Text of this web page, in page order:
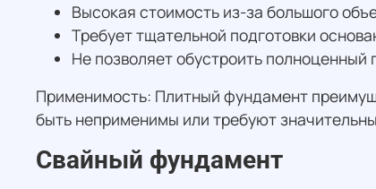
Высокая стоимость из-за большого
Требует тщательной подготовки
Не позволяет обустроить полноценный
Применимость: Плитный фундамент
быть неприменимы или требуют
Свайный фундамент